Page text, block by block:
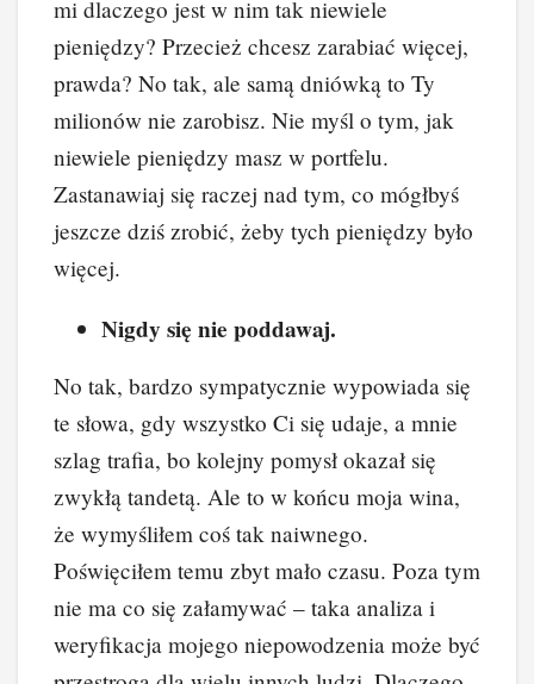
mi dlaczego jest w nim tak niewiele
pieniędzy? Przecież chcesz zarabiać więcej,
prawda? No tak, ale samą dniówką to Ty
milionów nie zarobisz. Nie myśl o tym, jak
niewiele pieniędzy masz w portfelu.
Zastanawiaj się raczej nad tym, co mógłbyś
jeszcze dziś zrobić, żeby tych pieniędzy było
więcej.
Nigdy się nie poddawaj.
No tak, bardzo sympatycznie wypowiada się
te słowa, gdy wszystko Ci się udaje, a mnie
szlag trafia, bo kolejny pomysł okazał się
zwykłą tandetą. Ale to w końcu moja wina,
że wymyśliłem coś tak naiwnego.
Poświęciłem temu zbyt mało czasu. Poza tym
nie ma co się załamywać – taka analiza i
weryfikacja mojego niepowodzenia może być